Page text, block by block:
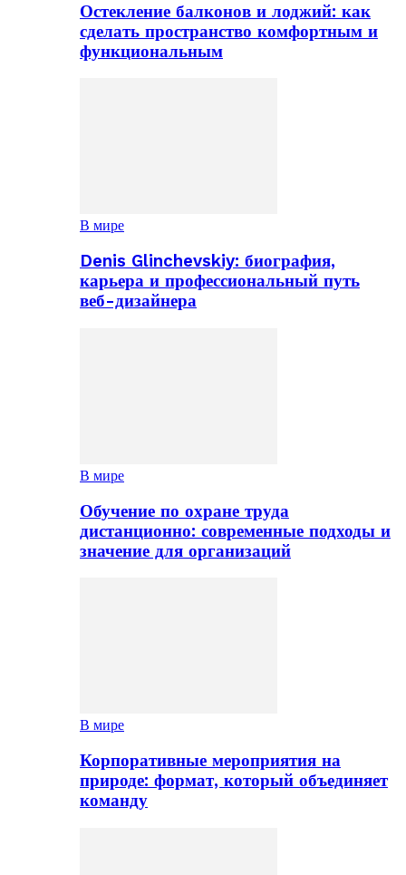
Остекление балконов и лоджий: как
сделать пространство комфортным и
функциональным
В мире
Denis Glinchevskiy: биография,
карьера и профессиональный путь
веб-дизайнера
В мире
Обучение по охране труда
дистанционно: современные подходы и
значение для организаций
В мире
Корпоративные мероприятия на
природе: формат, который объединяет
команду